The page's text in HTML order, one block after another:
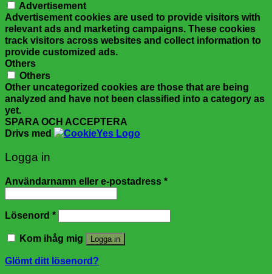
Advertisement
Advertisement cookies are used to provide visitors with
relevant ads and marketing campaigns. These cookies
track visitors across websites and collect information to
provide customized ads.
Others
Others
Other uncategorized cookies are those that are being
analyzed and have not been classified into a category as
yet.
SPARA OCH ACCEPTERA
Drivs med
Logga in
Användarnamn eller e-postadress *
Lösenord *
Kom ihåg mig Logga in
Glömt ditt lösenord?